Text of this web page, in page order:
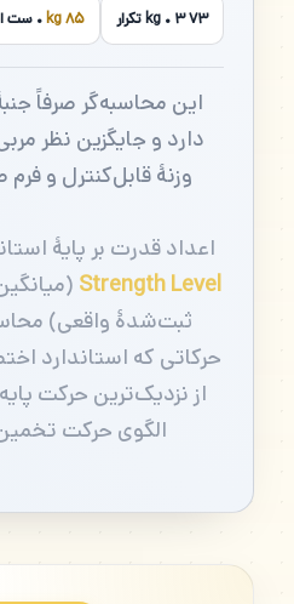
۷۳ kg • ۳ تکرار ۸۵ kg • ست
این محاسبه‌گر صرفاً
دارد و جایگزین نظر
وزنهٔ قابل‌کنترل و
اعداد قدرت بر پایهٔ
Strength Level
ثبت‌شدهٔ واقعی)
حرکاتی که استاندارد
از نزدیک‌ترین حرکت
الگوی حرکت